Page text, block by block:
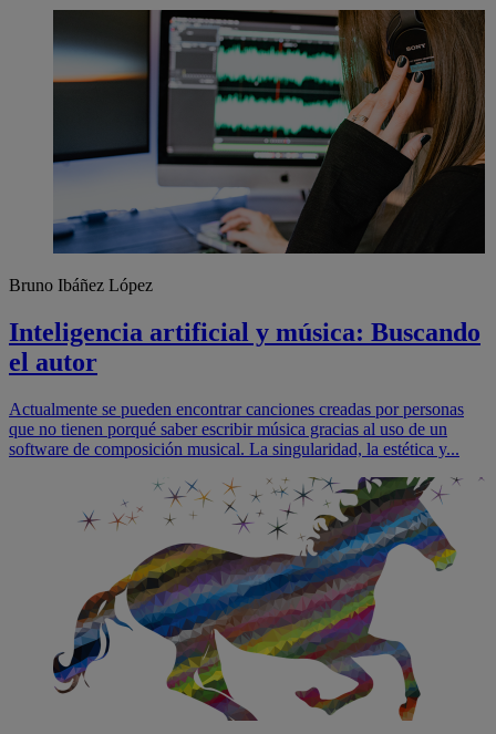
Bruno Ibáñez López
Inteligencia artificial y música: Buscando
el autor
Actualmente se pueden encontrar canciones creadas por personas
que no tienen porqué saber escribir música gracias al uso de un
software de composición musical. La singularidad, la estética y...